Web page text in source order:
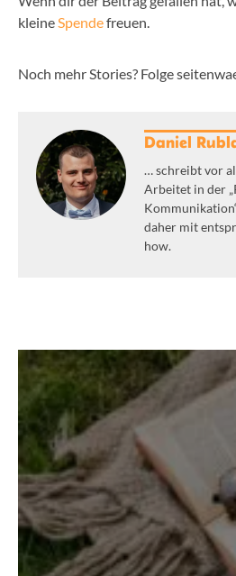
kleineSpendefreuen.
Noch mehr Stories? Folge
Daniel
… schreibt vor
Arbeitet in der
daher mit
how.